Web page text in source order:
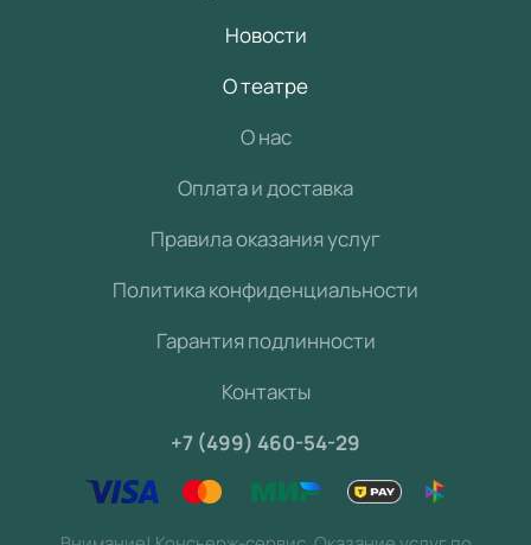
Новости
О театре
О нас
Оплата и доставка
Правила оказания услуг
Политика конфиденциальности
Гарантия подлинности
Контакты
+7 (499) 460-54-29